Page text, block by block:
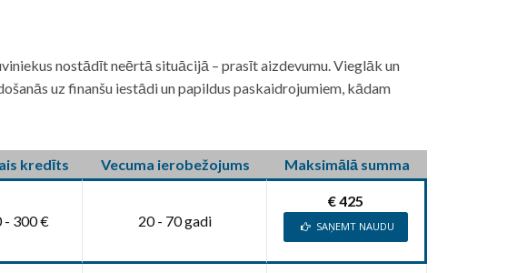
nostādīt neērtā situācijā – prasīt aizdevumu. Vieglāk un
uz finanšu iestādi un papildus paskaidrojumiem, kādam
kredīts Vecuma ierobežojums Maksimālā summa
- 300 € 20 - 70 gadi
€ 425
SAŅEMT NAUDU